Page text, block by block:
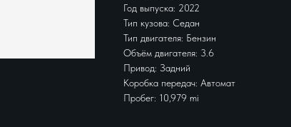
Год выпуска: 2022
Тип кузова: Седан
Тип двигателя: Бензин
Объём двигателя: 3.6
Привод: Задний
Коробка передач: Автомат
Пробег: 10,979 mi